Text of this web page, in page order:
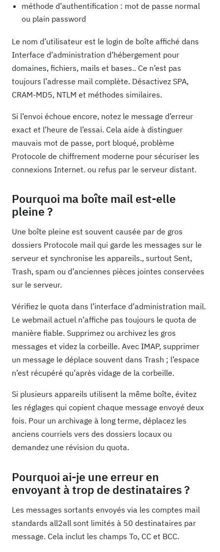
méthode d’authentification : mot de passe normal
ou plain password
Le nom d’utilisateur est le login de boîte affiché dans
Interface d’administration d’hébergement pour
domaines, fichiers, mails et bases.. Ce n’est pas
toujours l’adresse mail complète. Désactivez SPA,
CRAM-MD5, NTLM et méthodes similaires.
Si l’envoi échoue encore, notez le message d’erreur
exact et l’heure de l’essai. Cela aide à distinguer
mauvais mot de passe, port bloqué, problème
Protocole de chiffrement moderne pour sécuriser les
connexions Internet. ou refus par le serveur distant.
Pourquoi ma boîte mail est-elle
pleine ?
Une boîte pleine est souvent causée par de gros
dossiers Protocole mail qui garde les messages sur le
serveur et synchronise les appareils., surtout Sent,
Trash, spam ou d’anciennes pièces jointes conservées
sur le serveur.
Vérifiez le quota dans l’interface d’administration mail.
Le webmail actuel n’affiche pas toujours le quota de
manière fiable. Supprimez ou archivez les gros
messages et videz la corbeille. Avec IMAP, supprimer
un message le déplace souvent dans Trash ; l’espace
n’est récupéré qu’après vidage de la corbeille.
Si plusieurs appareils utilisent la même boîte, évitez
les réglages qui copient chaque message envoyé deux
fois. Pour un archivage à long terme, déplacez les
anciens courriels vers des dossiers locaux ou
demandez une révision du quota.
Pourquoi ai-je une erreur en
envoyant à trop de destinataires ?
Les messages sortants envoyés via les comptes mail
standards all2all sont limités à 50 destinataires par
message. Cela inclut les champs To, CC et BCC.